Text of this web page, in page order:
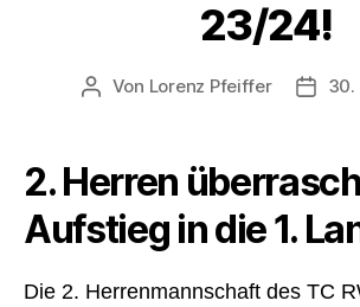
23/24!
Beitragsautor
Von Lorenz Pfeiffer 30.
2. Herren
Aufstieg in die 1.
Die 2. Herrenmannschaft des TC